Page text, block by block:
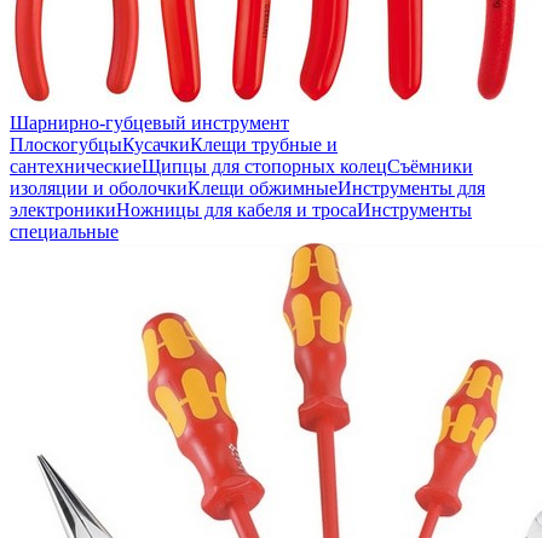
Шарнирно-губцевый инструмент
ПлоскогубцыКусачкиКлещи трубные и
сантехническиеЩипцы для стопорных колецСъёмники
изоляции и оболочкиКлещи обжимныеИнструменты для
электроникиНожницы для кабеля и тросаИнструменты
специальные